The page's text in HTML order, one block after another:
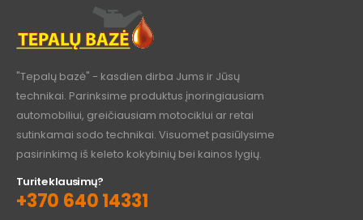
"Tepalų bazė" - kasdien dirba Jums ir Jūsų
technikai. Parinksime produktus įnoringiausiam
automobiliui, greičiausiam motociklui ar retai
sutinkamai sodo technikai. Visuomet pasiūlysime
pasirinkimą iš keleto kokybinių bei kainos lygių.
Turite klausimų?
+370 640 14331